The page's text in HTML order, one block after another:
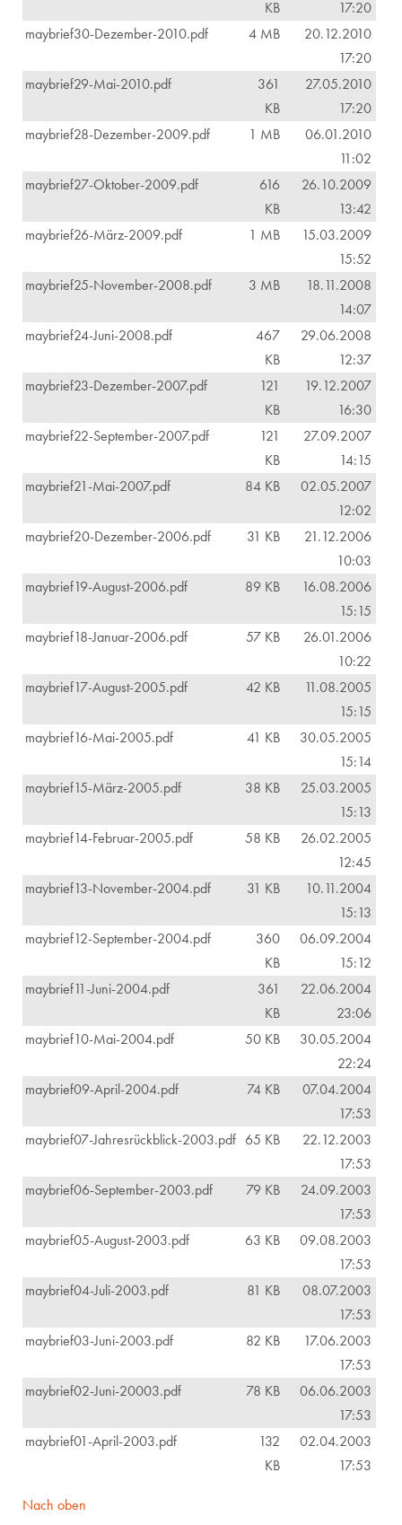
KB
17:20
maybrief30-Dezember-2010.pdf
4 MB
20.12.2010
17:20
maybrief29-Mai-2010.pdf
361
KB
27.05.2010
17:20
maybrief28-Dezember-2009.pdf
1 MB
06.01.2010
11:02
maybrief27-Oktober-2009.pdf
616
KB
26.10.2009
13:42
maybrief26-März-2009.pdf
1 MB
15.03.2009
15:52
maybrief25-November-2008.pdf
3 MB
18.11.2008
14:07
maybrief24-Juni-2008.pdf
467
KB
29.06.2008
12:37
maybrief23-Dezember-2007.pdf
121
KB
19.12.2007
16:30
maybrief22-September-2007.pdf
121
KB
27.09.2007
14:15
maybrief21-Mai-2007.pdf
84 KB
02.05.2007
12:02
maybrief20-Dezember-2006.pdf
31 KB
21.12.2006
10:03
maybrief19-August-2006.pdf
89 KB
16.08.2006
15:15
maybrief18-Januar-2006.pdf
57 KB
26.01.2006
10:22
maybrief17-August-2005.pdf
42 KB
11.08.2005
15:15
maybrief16-Mai-2005.pdf
41 KB
30.05.2005
15:14
maybrief15-März-2005.pdf
38 KB
25.03.2005
15:13
maybrief14-Februar-2005.pdf
58 KB
26.02.2005
12:45
maybrief13-November-2004.pdf
31 KB
10.11.2004
15:13
maybrief12-September-2004.pdf
360
KB
06.09.2004
15:12
maybrief11-Juni-2004.pdf
361
KB
22.06.2004
23:06
maybrief10-Mai-2004.pdf
50 KB
30.05.2004
22:24
maybrief09-April-2004.pdf
74 KB
07.04.2004
17:53
maybrief07-Jahresrückblick-2003.pdf 65 KB
22.12.2003
17:53
maybrief06-September-2003.pdf
79 KB
24.09.2003
17:53
maybrief05-August-2003.pdf
63 KB
09.08.2003
17:53
maybrief04-Juli-2003.pdf
81 KB
08.07.2003
17:53
maybrief03-Juni-2003.pdf
82 KB
17.06.2003
17:53
maybrief02-Juni-20003.pdf
78 KB
06.06.2003
17:53
maybrief01-April-2003.pdf
132
KB
02.04.2003
17:53
Nach oben